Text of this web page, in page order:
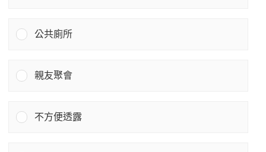
公共廁所
親友聚會
不方便透露